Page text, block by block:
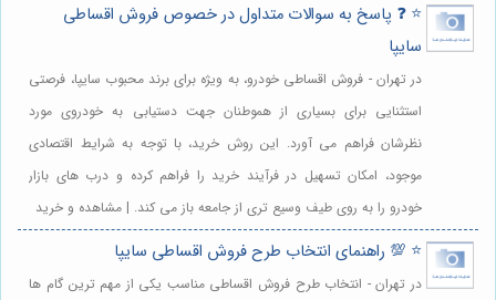
⭐️ ❓ پاسخ به سوالات متداول در خصوص فروش اقساطی
سایپا
در تهران - فروش اقساطی خودرو، به ویژه برای برند محبوب سایپا، فرصتی
استثنایی برای بسیاری از هموطنان جهت دستیابی به خودروی مورد
نظرشان فراهم می آورد. این روش خرید، با توجه به شرایط اقتصادی
موجود، امکان تسهیل در فرآیند خرید را فراهم کرده و درب های بازار
خودرو را به روی طیف وسیع تری از جامعه باز می کند. | مشاهده و خرید
⭐️ 💯 راهنمای انتخاب طرح فروش اقساطی سایپا
در تهران - انتخاب طرح فروش اقساطی مناسب یکی از مهم ترین گام ها